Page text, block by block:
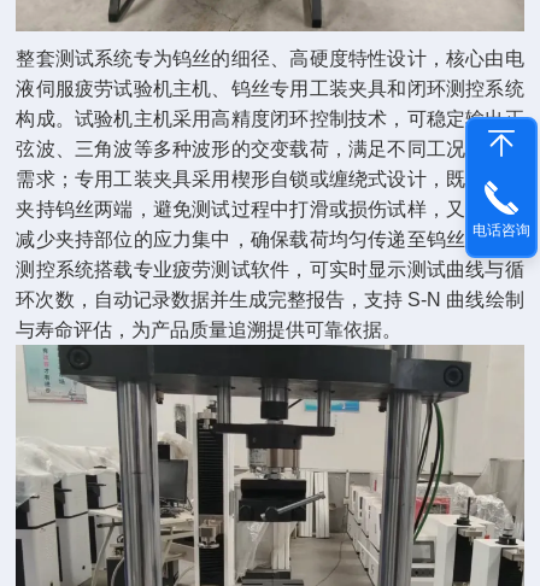
整套测试系统专为钨丝的细径、高硬度特性设计，核心由电
液伺服疲劳试验机主机、钨丝专用工装夹具和闭环测控系统
构成。试验机主机采用高精度闭环控制技术，可稳定输出正
弦波、三角波等多种波形的交变载荷，满足不同工况的模拟
需求；专用工装夹具采用楔形自锁或缠绕式设计，既能牢固
夹持钨丝两端，避免测试过程中打滑或损伤试样，又能有效
减少夹持部位的应力集中，确保载荷均匀传递至钨丝本体；
测控系统搭载专业疲劳测试软件，可实时显示测试曲线与循
环次数，自动记录数据并生成完整报告，支持 S-N 曲线绘制
与寿命评估，为产品质量追溯提供可靠依据。
电话咨询